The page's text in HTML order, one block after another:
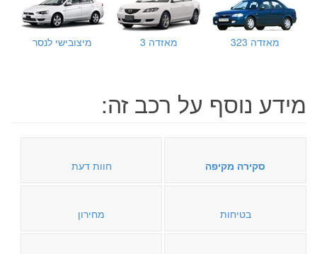
מאזדה 323 מאזדה 3 מיצובישי לנסר
מידע נוסף על רכב זה:
סקירה מקיפה חוות דעת
בטיחות מחירון